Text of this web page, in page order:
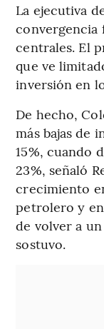
La ejecutiva
convergencia
centrales. El
que ve
inversión en
De hecho,
más bajas de
15%, cuando
23%, señaló
crecimiento
petrolero y
de volver a
sostuvo.